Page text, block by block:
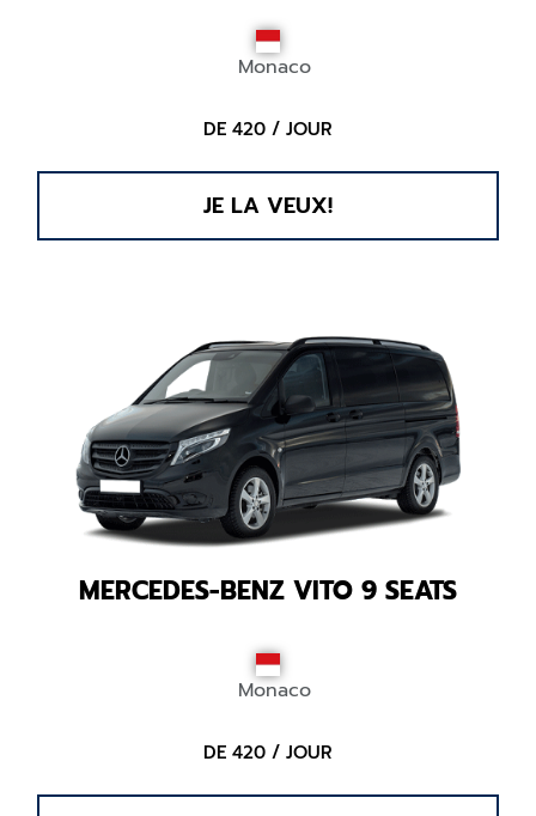
Monaco
DE 420 / JOUR
JE LA VEUX!
MERCEDES-BENZ VITO 9 SEATS
Monaco
DE 420 / JOUR